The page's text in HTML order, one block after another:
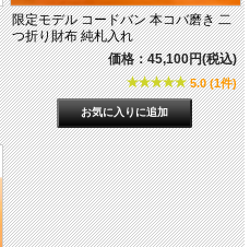
限定モデル コードバン 本コバ磨き 二
つ折り財布 純札入れ
価格：45,100円(税込)
5.0 (1件)